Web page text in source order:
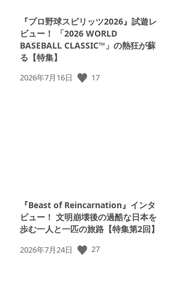
『プロ野球スピリッツ2026』試遊レ
ビュー！ 「2026 WORLD
BASEBALL CLASSIC™」の熱狂が蘇
る【特集】
公
2026年7月16日 17
『Beast of Reincarnation』インタ
ビュー！ 文明崩壊後の過酷な日本を
歩む一人と一匹の旅路【特集第2回】
公
2026年7月24日 27